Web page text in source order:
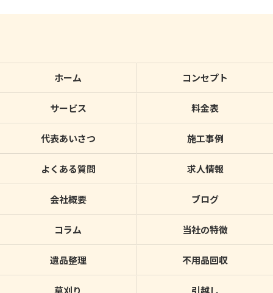
ホーム コンセプト
サービス 料金表
代表あいさつ 施工事例
よくある質問 求人情報
会社概要 ブログ
コラム 当社の特徴
遺品整理 不用品回収
草刈り 引越し